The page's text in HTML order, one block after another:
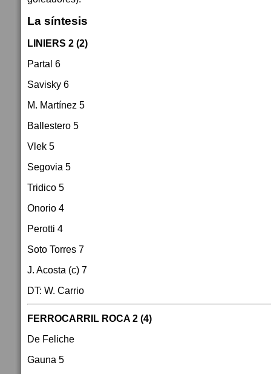
La síntesis
LINIERS 2 (2)
Partal 6
Savisky 6
M. Martínez 5
Ballestero 5
Vlek 5
Segovia 5
Tridico 5
Onorio 4
Perotti 4
Soto Torres 7
J. Acosta (c) 7
DT: W. Carrio
FERROCARRIL ROCA 2 (4)
De Feliche
Gauna 5